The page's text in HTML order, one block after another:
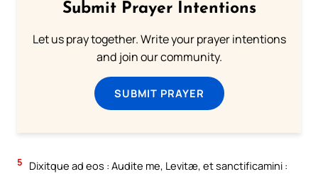
Submit Prayer Intentions
Let us pray together. Write your prayer intentions
and join our community.
SUBMIT PRAYER
5
Dixitque ad eos : Audite me, Levitæ, et sanctificamini :